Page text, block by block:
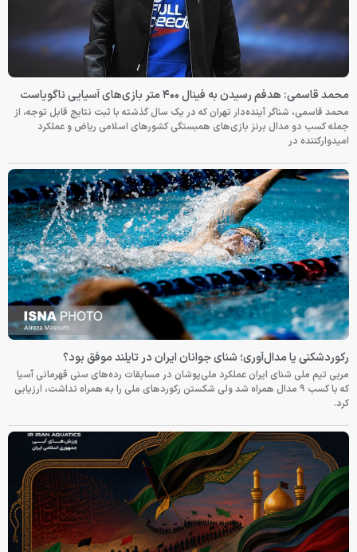
محمد قاسمی: هدفم رسیدن به فینال ۴۰۰ متر بازی‌های آسیایی ناگویاست
محمد قاسمی، شناگر آینده‌دار تهران که در یک سال گذشته با ثبت نتایج قابل توجه، از
جمله کسب دو مدال برنز بازی‌های همبستگی کشورهای اسلامی ریاض و عملکرد
امیدوارکننده در
رکوردشکنی یا مدال‌آوری؛ شنای جوانان ایران در تایلند موفق بود؟
مربی تیم ملی شنای ایران عملکرد ملی‌پوشان در مسابقات رده‌های سنی قهرمانی آسیا
که با کسب ۹ مدال همراه شد ولی شکستن رکوردهای ملی را به همراه نداشت، ارزیابی
کرد.